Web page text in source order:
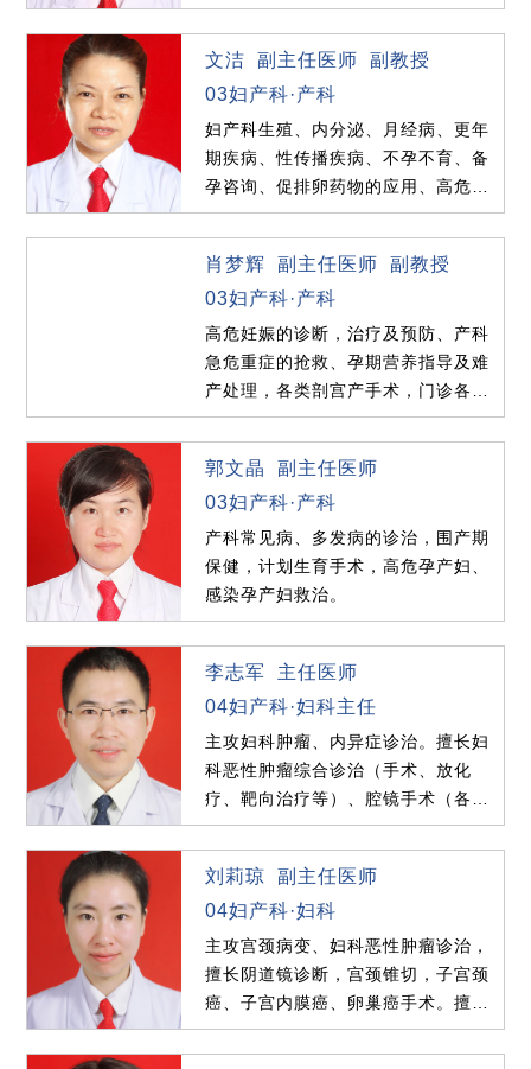
治、疑难计划生育手术、妇...
文洁 副主任医师 副教授
03妇产科·产科
妇产科生殖、内分泌、月经病、更年
期疾病、性传播疾病、不孕不育、备
孕咨询、促排卵药物的应用、高危妊
娠的诊治及妇产科疑难危...
肖梦辉 副主任医师 副教授
03妇产科·产科
高危妊娠的诊断，治疗及预防、产科
急危重症的抢救、孕期营养指导及难
产处理，各类剖宫产手术，门诊各类
计划生育手术，如：上环...
郭文晶 副主任医师
03妇产科·产科
产科常见病、多发病的诊治，围产期
保健，计划生育手术，高危孕产妇、
感染孕产妇救治。
李志军 主任医师
04妇产科·妇科主任
主攻妇科肿瘤、内异症诊治。擅长妇
科恶性肿瘤综合诊治（手术、放化
疗、靶向治疗等）、腔镜手术（各类
妇科恶性肿瘤手术、卵巢巧...
刘莉琼 副主任医师
04妇产科·妇科
主攻宫颈病变、妇科恶性肿瘤诊治，
擅长阴道镜诊断，宫颈锥切，子宫颈
癌、子宫内膜癌、卵巢癌手术。擅长
腹腔镜下子宫肌瘤、卵巢...